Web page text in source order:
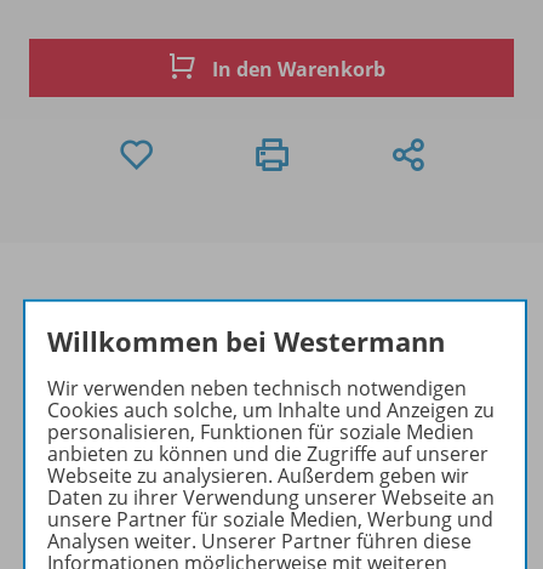
In den Warenkorb
Produktinformationen
Beschreibung
Zugehörige Produkte
Willkommen bei Westermann
Wir verwenden neben technisch notwendigen
Cookies auch solche, um Inhalte und Anzeigen zu
personalisieren, Funktionen für soziale Medien
anbieten zu können und die Zugriffe auf unserer
Webseite zu analysieren. Außerdem geben wir
Daten zu ihrer Verwendung unserer Webseite an
unsere Partner für soziale Medien, Werbung und
Analysen weiter. Unserer Partner führen diese
Informationen möglicherweise mit weiteren